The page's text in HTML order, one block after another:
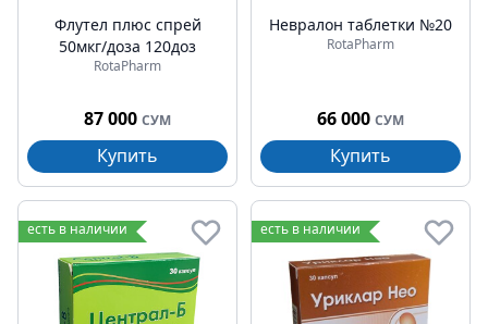
Флутел плюс спрей
50мкг/доза 120доз
RotaPharm
87 000 СУМ
Купить
Невралон таблетки №20
RotaPharm
66 000 СУМ
Купить
есть в наличии есть в наличии